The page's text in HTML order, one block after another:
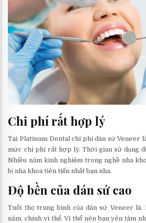
Chi phí rất hợp lý
Tại Platinum Dental chi phí dán sứ Veneer
mức chi phí rất hợp lý. Thời gian sử dụng
Nhiều năm kinh nghiệm trong nghề nha
bị nha khoa tiên tiến nhất bạn nha.
Độ bền của dán sứ cao
Tuổi thọ trung bình của dán sứ Veneer là.
năm, chính vì thế. Vì thế nên bạn yên tâm